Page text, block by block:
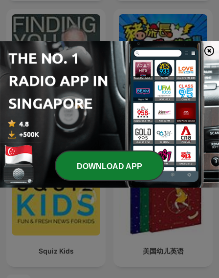
Finding You: with Dr. Brad
Reedy
豬探長推理故事集
Squiz Kids 美国幼儿英语
DOWNLOAD APP